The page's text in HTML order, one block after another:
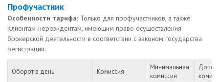
Профучастник
Особенности тарифа: Только для профучастников, а также
Клиентам-нерезидентам, имеющим право осуществления
брокерской деятельности в соответствии с законом государства
регистрации.
Оборот в день Комиссия
Минимальная
комиссия